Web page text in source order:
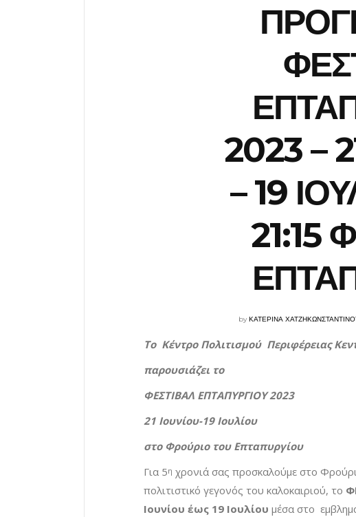
2023 –
– 19
21:15
byΚΑΤΕΡΙΝΑ
Το Κέντρο Πολιτισμού Περιφέρειας
παρουσιάζει το
ΦΕΣΤΙΒΑΛ ΕΠΤΑΠΥΡΓΙΟΥ 2023
21 Ιουνίου-19 Ιουλίου
στο Φρούριο του Επταπυργίου
Για 5η χρονιά σας προσκαλούμε στο
πολιτιστικό γεγονός του καλοκαιριού, το
Ιουνίου έως 19 Ιουλίου μέσα στο